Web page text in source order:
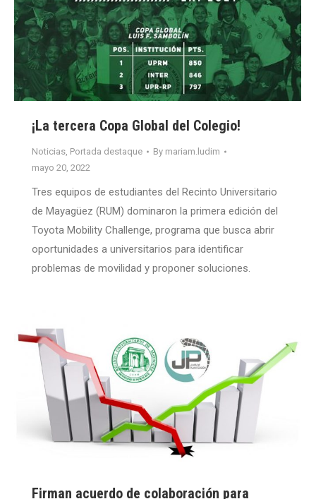
¡La tercera Copa Global del Colegio!
Noticias, Portada destaque By mariam.ludim
mayo 20, 2022
Tres equipos de estudiantes del Recinto Universitario
de Mayagüez (RUM) dominaron la primera edición del
Toyota Mobility Challenge, programa que busca abrir
oportunidades a universitarios para identificar
problemas de movilidad y proponer soluciones.
Firman acuerdo de colaboración para